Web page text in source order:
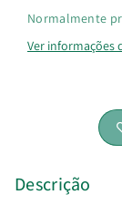
Barrita
Trinca
e
Normalmente
Ver informações
Descrição